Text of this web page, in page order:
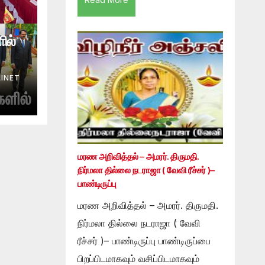
மரண அறிவித்தல் – அமரர். திருமதி.
நிர்மலா தில்லை நடராஜா ( வேவி ரீச்சர் )–
பாண்டிருப்பு
மரண அறிவித்தல் – அமரர். திருமதி.
நிர்மலா தில்லை நடராஜா ( வேவி
ரீச்சர் )– பாண்டிருப்பு பாண்டிருப்பை
பிறப்பிடமாகவும் வசிப்பிடமாகவும்